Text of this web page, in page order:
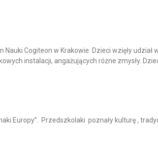
Cogiteon w Krakowie. Dzieci wzięły
instalacji, angażujących różne zmysły.
Europy”. Przedszkolaki poznały kulturę ,